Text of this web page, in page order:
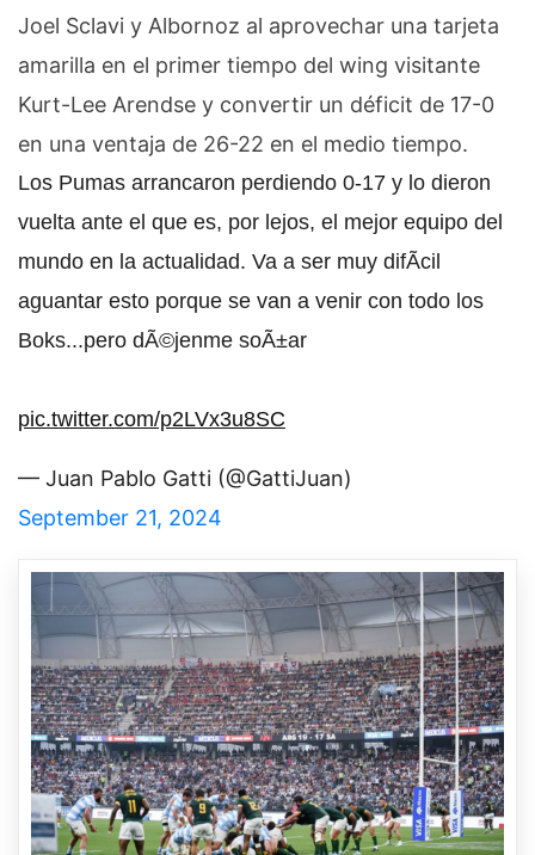
Joel Sclavi y Albornoz al aprovechar una tarjeta
amarilla en el primer tiempo del wing visitante
Kurt-Lee Arendse y convertir un déficit de 17-0
en una ventaja de 26-22 en el medio tiempo.
Los Pumas arrancaron perdiendo 0-17 y lo dieron
vuelta ante el que es, por lejos, el mejor equipo del
mundo en la actualidad. Va a ser muy difÃ­cil
aguantar esto porque se van a venir con todo los
Boks...pero dÃ©jenme soÃ±ar
pic.twitter.com/p2LVx3u8SC
— Juan Pablo Gatti (@GattiJuan)
September 21, 2024